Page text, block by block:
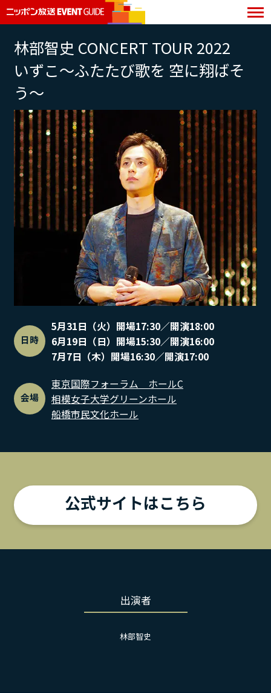
林部智史 CONCERT TOUR 2022
いずこ〜ふたたび歌を 空に翔ばそ
う～
日時
5月31日（火）開場17:30／開演18:00
6月19日（日）開場15:30／開演16:00
7月7日（木）開場16:30／開演17:00
会場
東京国際フォーラム ホールC
相模女子大学グリーンホール
船橋市民文化ホール
公式サイトはこちら
出演者
林部智史